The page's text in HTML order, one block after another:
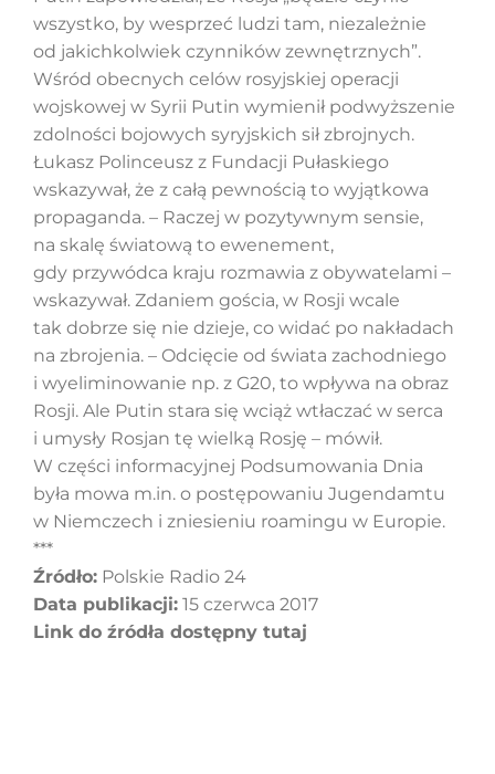
wszystko, by wesprzeć ludzi tam, niezależnie
od jakichkolwiek czynników zewnętrznych”.
Wśród obecnych celów rosyjskiej operacji
wojskowej w Syrii Putin wymienił podwyższenie
zdolności bojowych syryjskich sił zbrojnych.
Łukasz Polinceusz z Fundacji Pułaskiego
wskazywał, że z całą pewnością to wyjątkowa
propaganda. – Raczej w pozytywnym sensie,
na skalę światową to ewenement,
gdy przywódca kraju rozmawia z obywatelami –
wskazywał. Zdaniem gościa, w Rosji wcale
tak dobrze się nie dzieje, co widać po nakładach
na zbrojenia. – Odcięcie od świata zachodniego
i wyeliminowanie np. z G20, to wpływa na obraz
Rosji. Ale Putin stara się wciąż wtłaczać w serca
i umysły Rosjan tę wielką Rosję – mówił.
W części informacyjnej Podsumowania Dnia
była mowa m.in. o postępowaniu Jugendamtu
w Niemczech i zniesieniu roamingu w Europie.
***
Źródło: Polskie Radio 24
Data publikacji: 15 czerwca 2017
Link do źródła dostępny tutaj